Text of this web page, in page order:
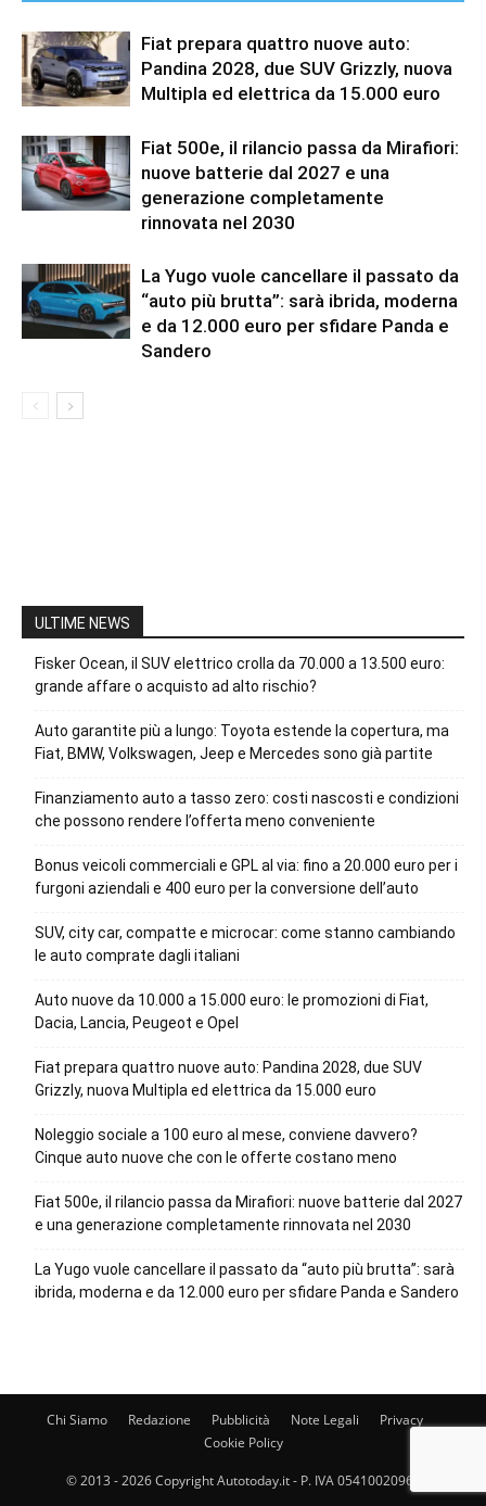
Fiat prepara quattro nuove auto:
Pandina 2028, due SUV Grizzly, nuova
Multipla ed elettrica da 15.000 euro
Fiat 500e, il rilancio passa da Mirafiori:
nuove batterie dal 2027 e una
generazione completamente
rinnovata nel 2030
La Yugo vuole cancellare il passato da
“auto più brutta”: sarà ibrida, moderna
e da 12.000 euro per sfidare Panda e
Sandero
ULTIME NEWS
Fisker Ocean, il SUV elettrico crolla da 70.000 a 13.500 euro:
grande affare o acquisto ad alto rischio?
Auto garantite più a lungo: Toyota estende la copertura, ma
Fiat, BMW, Volkswagen, Jeep e Mercedes sono già partite
Finanziamento auto a tasso zero: costi nascosti e condizioni
che possono rendere l’offerta meno conveniente
Bonus veicoli commerciali e GPL al via: fino a 20.000 euro per i
furgoni aziendali e 400 euro per la conversione dell’auto
SUV, city car, compatte e microcar: come stanno cambiando
le auto comprate dagli italiani
Auto nuove da 10.000 a 15.000 euro: le promozioni di Fiat,
Dacia, Lancia, Peugeot e Opel
Fiat prepara quattro nuove auto: Pandina 2028, due SUV
Grizzly, nuova Multipla ed elettrica da 15.000 euro
Noleggio sociale a 100 euro al mese, conviene davvero?
Cinque auto nuove che con le offerte costano meno
Fiat 500e, il rilancio passa da Mirafiori: nuove batterie dal 2027
e una generazione completamente rinnovata nel 2030
La Yugo vuole cancellare il passato da “auto più brutta”: sarà
ibrida, moderna e da 12.000 euro per sfidare Panda e Sandero
Chi Siamo Redazione Pubblicità Note Legali
Privacy
Cookie Policy
© 2013 - 2026 Copyright Autotoday.it - P. IVA 05410020969